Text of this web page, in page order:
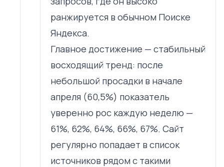
ранжируется в обычном Поиске
Яндекса.
Главное достижение — стабильный
восходящий тренд: после
небольшой просадки в начале
апреля (60,5%) показатель
уверенно рос каждую неделю —
61%, 62%, 64%, 66%, 67%. Сайт
регулярно попадает в список
источников рядом с такими